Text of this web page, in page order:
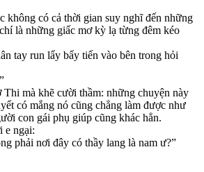
không có cả thời gian suy nghĩ đến những
là những giấc mơ kỳ lạ từng đêm kéo
tay run lẩy bẩy tiến vào bên trong hỏi
Thi mà khẽ cười thầm: những chuyện này
có mắng nó cũng chẳng làm được như
con gái phụ giúp cũng khác hẳn.
e ngại:
phải nơi đây có thầy lang là nam ư?”